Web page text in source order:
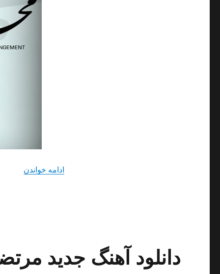
ادامه خواندن
دانلود آهنگ جدید